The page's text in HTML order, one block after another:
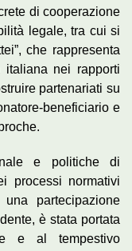
di cooperazione
legale, tra cui si
che rappresenta
italiana nei rapporti
partenariati su
beneficiario e
e politiche di
processi normativi
partecipazione
è stata portata
e al tempestivo